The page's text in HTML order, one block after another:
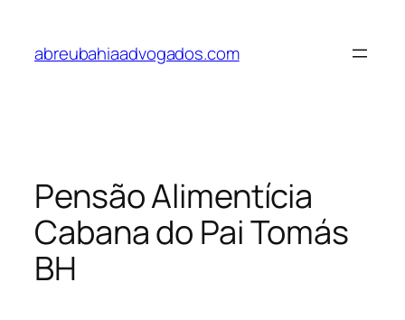
abreubahiaadvogados.com
Pensão Alimentícia
Cabana do Pai Tomás
BH